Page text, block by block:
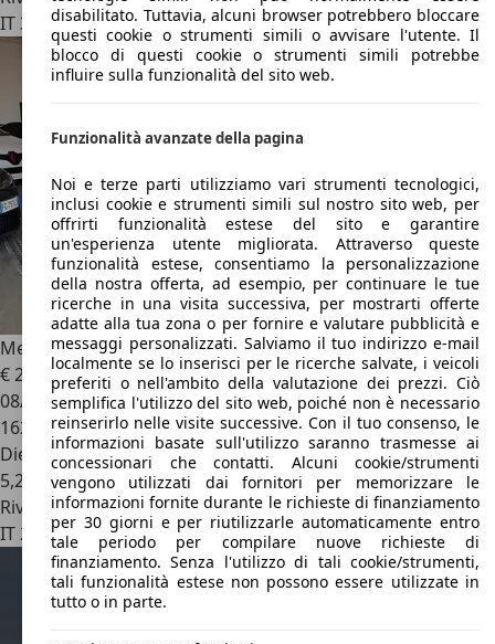
IT 30027San Donà Di Piave
Mercedes-Benz A 180Classe A - W/C 169 cdi Avantgarde
€ 2.500
08/2006
162.000 km
Diesel
5,2 l/100 km (comb.)
Rivenditore
IT 25030Berlingo - Brescia
disabilitato. Tuttavia, alcuni browser potrebbero bloccare
questi cookie o strumenti simili o avvisare l'utente. Il
blocco di questi cookie o strumenti simili potrebbe
influire sulla funzionalità del sito web.
Funzionalità avanzate della pagina
Noi e terze parti utilizziamo vari strumenti tecnologici,
inclusi cookie e strumenti simili sul nostro sito web, per
offrirti funzionalità estese del sito e garantire
un'esperienza utente migliorata. Attraverso queste
funzionalità estese, consentiamo la personalizzazione
della nostra offerta, ad esempio, per continuare le tue
ricerche in una visita successiva, per mostrarti offerte
adatte alla tua zona o per fornire e valutare pubblicità e
messaggi personalizzati. Salviamo il tuo indirizzo e-mail
localmente se lo inserisci per le ricerche salvate, i veicoli
preferiti o nell'ambito della valutazione dei prezzi. Ciò
semplifica l'utilizzo del sito web, poiché non è necessario
reinserirlo nelle visite successive. Con il tuo consenso, le
informazioni basate sull'utilizzo saranno trasmesse ai
concessionari che contatti. Alcuni cookie/strumenti
vengono utilizzati dai fornitori per memorizzare le
informazioni fornite durante le richieste di finanziamento
per 30 giorni e per riutilizzarle automaticamente entro
tale periodo per compilare nuove richieste di
finanziamento. Senza l'utilizzo di tali cookie/strumenti,
tali funzionalità estese non possono essere utilizzate in
tutto o in parte.